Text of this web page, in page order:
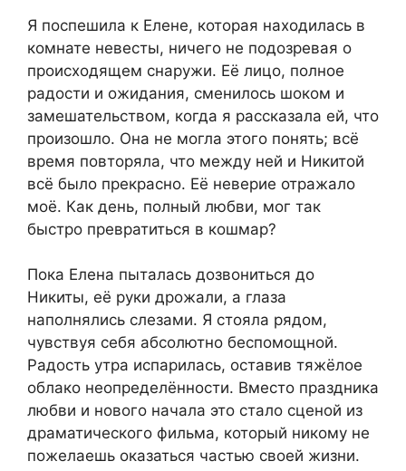
Я поспешила к Елене, которая находилась в
комнате невесты, ничего не подозревая о
происходящем снаружи. Её лицо, полное
радости и ожидания, сменилось шоком и
замешательством, когда я рассказала ей, что
произошло. Она не могла этого понять; всё
время повторяла, что между ней и Никитой
всё было прекрасно. Её неверие отражало
моё. Как день, полный любви, мог так
быстро превратиться в кошмар?
Пока Елена пыталась дозвониться до
Никиты, её руки дрожали, а глаза
наполнялись слезами. Я стояла рядом,
чувствуя себя абсолютно беспомощной.
Радость утра испарилась, оставив тяжёлое
облако неопределённости. Вместо праздника
любви и нового начала это стало сценой из
драматического фильма, который никому не
пожелаешь оказаться частью своей жизни.